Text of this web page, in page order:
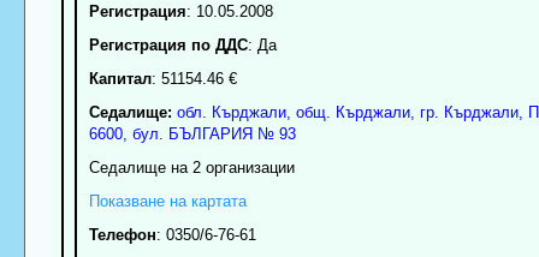
Регистрация: 10.05.2008
Регистрация по ДДС: Да
Капитал: 51154.46 €
Седалище: обл. Кърджали, общ. Кърджали, гр. Кърджали,
6600, бул. БЪЛГАРИЯ № 93
Седалище на 2 организации
Показване на картата
Телефон: 0350/6-76-61